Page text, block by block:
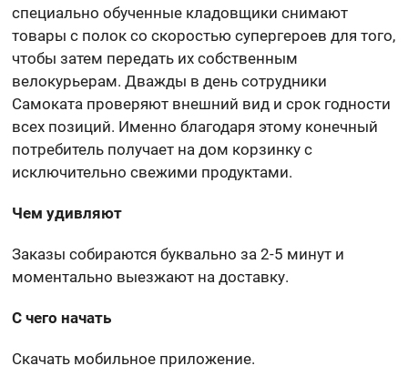
специально обученные кладовщики снимают
товары с полок со скоростью супергероев для того,
чтобы затем передать их собственным
велокурьерам. Дважды в день сотрудники
Самоката проверяют внешний вид и срок годности
всех позиций. Именно благодаря этому конечный
потребитель получает на дом корзинку с
исключительно свежими продуктами.
Чем удивляют
Заказы собираются буквально за 2-5 минут и
моментально выезжают на доставку.
С чего начать
Скачать мобильное приложение.